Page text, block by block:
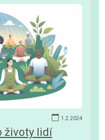
1.2.2024
životy lidí